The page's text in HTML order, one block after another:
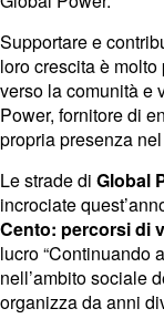
Supportare e
loro crescita è
verso la comunità e
Power, fornitore di
propria presenza
Le strade di Global
incrociate
Cento: percorsi di
lucro “Continuando
nell’ambito sociale
organizza da anni